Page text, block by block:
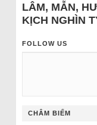
LÂM, MẪN,
KỊCH NGHÌN
FOLLOW US
CHÂM BIẾM